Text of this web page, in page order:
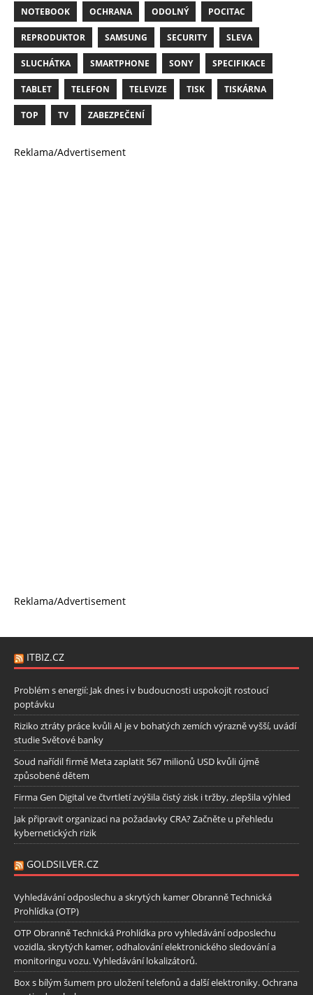
NOTEBOOK OCHRANA ODOLNÝ POCITAC
REPRODUKTOR SAMSUNG SECURITY SLEVA
SLUCHÁTKA SMARTPHONE SONY SPECIFIKACE
TABLET TELEFON TELEVIZE TISK TISKÁRNA
TOP TV ZABEZPEČENÍ
Reklama/Advertisement
Reklama/Advertisement
ITBIZ.CZ
Problém s energií: Jak dnes i v budoucnosti uspokojit rostoucí
poptávku
Riziko ztráty práce kvůli AI je v bohatých zemích výrazně vyšší, uvádí
studie Světové banky
Soud nařídil firmě Meta zaplatit 567 milionů USD kvůli újmě
způsobené dětem
Firma Gen Digital ve čtvrtletí zvýšila čistý zisk i tržby, zlepšila výhled
Jak připravit organizaci na požadavky CRA? Začněte u přehledu
kybernetických rizik
GOLDSILVER.CZ
Vyhledávání odposlechu a skrytých kamer Obranně Technická
Prohlídka (OTP)
OTP Obranně Technická Prohlídka pro vyhledávání odposlechu
vozidla, skrytých kamer, odhalování elektronického sledování a
monitoringu vozu. Vyhledávání lokalizátorů.
Box s bílým šumem pro uložení telefonů a další elektroniky. Ochrana